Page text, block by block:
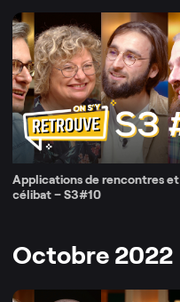
Applications de rencontres et
célibat – S3#10
Octobre 2022